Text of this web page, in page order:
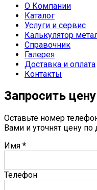
О Компании
Каталог
Услуги и сервис
Калькулятор
Справочник
Галерея
Доставка и оплата
Контакты
Запросить цену
Оставьте номер
Вами и уточнят цену
Имя *
Телефон